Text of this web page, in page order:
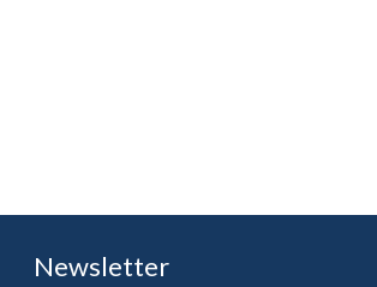
Newsletter